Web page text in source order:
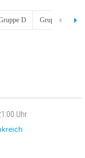
D Gruppe E
Uhr